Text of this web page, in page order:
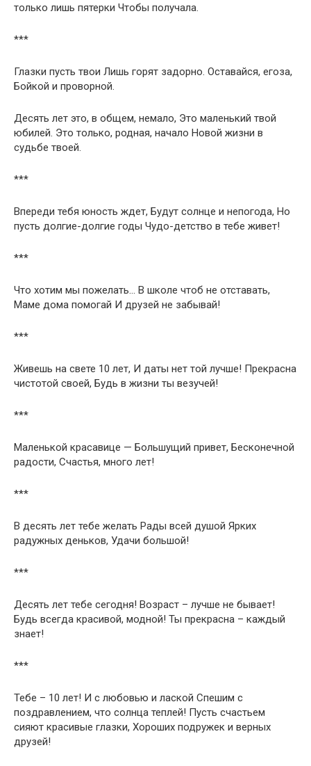
только лишь пятерки Чтобы получала.
***
Глазки пусть твои Лишь горят задорно. Оставайся, егоза,
Бойкой и проворной.
Десять лет это, в общем, немало, Это маленький твой
юбилей. Это только, родная, начало Новой жизни в
судьбе твоей.
***
Впереди тебя юность ждет, Будут солнце и непогода, Но
пусть долгие-долгие годы Чудо-детство в тебе живет!
***
Что хотим мы пожелать… В школе чтоб не отставать,
Маме дома помогай И друзей не забывай!
***
Живешь на свете 10 лет, И даты нет той лучше! Прекрасна
чистотой своей, Будь в жизни ты везучей!
***
Маленькой красавице — Большущий привет, Бесконечной
радости, Счастья, много лет!
***
В десять лет тебе желать Рады всей душой Ярких
радужных деньков, Удачи большой!
***
Десять лет тебе сегодня! Возраст – лучше не бывает!
Будь всегда красивой, модной! Ты прекрасна – каждый
знает!
***
Тебе – 10 лет! И с любовью и лаской Спешим с
поздравлением, что солнца теплей! Пусть счастьем
сияют красивые глазки, Хороших подружек и верных
друзей!